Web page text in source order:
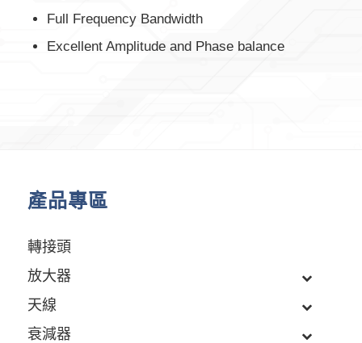
Full Frequency Bandwidth
Excellent Amplitude and Phase balance
產品專區
轉接頭
放大器
天線
衰減器